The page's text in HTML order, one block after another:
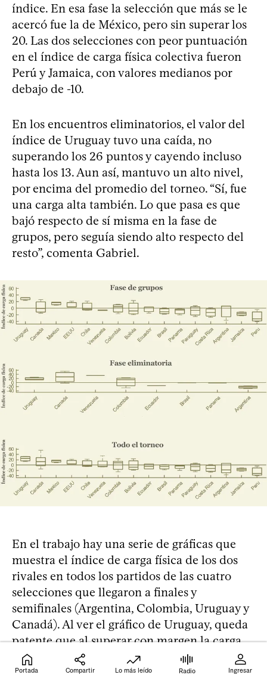
índice. En esa fase la selección que más se le
acercó fue la de México, pero sin superar los
20. Las dos selecciones con peor puntuación
en el índice de carga física colectiva fueron
Perú y Jamaica, con valores medianos por
debajo de -10.
En los encuentros eliminatorios, el valor del
índice de Uruguay tuvo una caída, no
superando los 26 puntos y cayendo incluso
hasta los 13. Aun así, mantuvo un alto nivel,
por encima del promedio del torneo. “Sí, fue
una carga alta también. Lo que pasa es que
bajó respecto de sí misma en la fase de
grupos, pero seguía siendo alto respecto del
resto”, comenta Gabriel.
En el trabajo hay una serie de gráficas que
muestra el índice de carga física de los dos
rivales en todos los partidos de las cuatro
selecciones que llegaron a finales y
semifinales (Argentina, Colombia, Uruguay y
Canadá). Al ver el gráfico de Uruguay, queda
patente que al superar con margen la carga
física del rival, Uruguay logró imponerse.
Veamos.
Portada Compartir Lo más leído Radio Ingresar